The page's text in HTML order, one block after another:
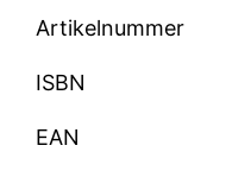
Artikelnummer
ISBN
EAN